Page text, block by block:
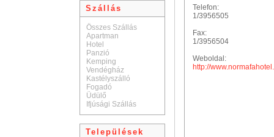
Szállás
Összes Szállás
Apartman
Hotel
Panzió
Kemping
Vendégház
Kastélyszálló
Fogadó
Üdülő
Ifjúsági Szállás
Települések
Telefon:
1/3956505
Fax:
1/3956504
Weboldal:
http://